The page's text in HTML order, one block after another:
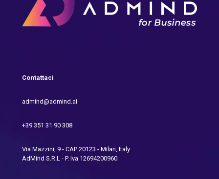
Contattaci
admind@admind.ai
+39 351 31 90 308
Via Mazzini, 9 - CAP 20123 - Milan, Italy
AdMind S.R.L - P. Iva 12694200960